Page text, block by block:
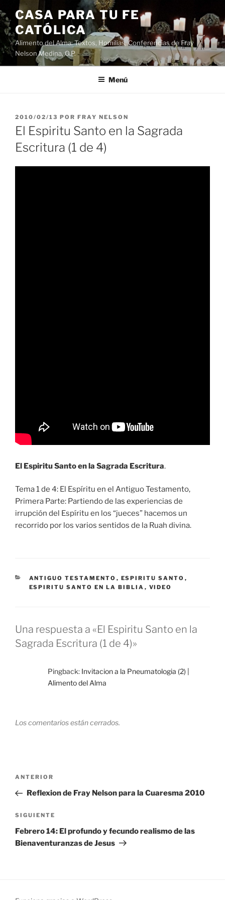
Saltar
al
contenido
CASA PARA TU FE
CATÓLICA
Alimento del Alma: Textos, Homilias, Conferencias de Fray
Nelson Medina, O.P.
Menú
PUBLICADO
EL
2010/02/13 POR FRAY NELSON
El Espiritu Santo en la Sagrada
Escritura (1 de 4)
El Espiritu Santo en la Sagrada Escritura.
Tema 1 de 4: El Espíritu en el Antiguo Testamento,
Primera Parte: Partiendo de las experiencias de
irrupción del Espíritu en los “jueces” hacemos un
recorrido por los varios sentidos de la Ruah divina.
CATEGORÍAS
ANTIGUO TESTAMENTO , ESPIRITU SANTO ,
ESPIRITU SANTO EN LA BIBLIA , VIDEO
Una respuesta a «El Espiritu Santo en la
Sagrada Escritura (1 de 4)»
Pingback: Invitacion a la Pneumatologia (2) |
Alimento del Alma
Los comentarios están cerrados.
Navegación
entradas
Entrada
anterior:
ANTERIOR
Reflexion de Fray Nelson para la Cuaresma 2010
Siguiente
entrada
SIGUIENTE
Febrero 14: El profundo y fecundo realismo de las
Bienaventuranzas de Jesus